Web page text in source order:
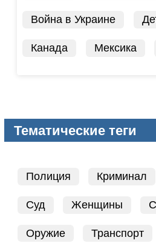
Война в Украине
Канада Мексика
Тематические теги
Полиция Криминал
Суд Женщины
Оружие Транспорт